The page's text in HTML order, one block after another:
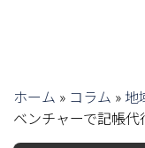
ホーム » コラム » 地
ベンチャーで記帳